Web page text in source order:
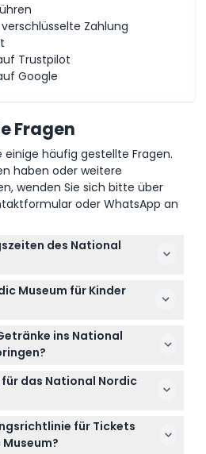
Zahlung
Trustpilot
Google
Fragen
häufig gestellte Fragen.
haben oder weitere
wenden Sie sich bitte über
oder WhatsApp an
des National
bis Sonntag von 10:00
mit verlängerten
Uhr am Donnerstag.
und der letzte Einlass
Schließung (änderbar – bitte
Museum für Kinder
0-4 Jahren haben freien
einem zahlenden
werden. Besucher ab 18
ins National
Speisen und
nicht erlaubt, daher ist
das National Nordic
ganz einfach online hier auf
was Ihren Platz sichert und
für Tickets